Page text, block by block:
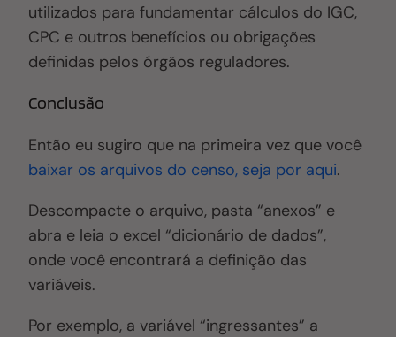
utilizados para fundamentar cálculos do IGC,
CPC e outros benefícios ou obrigações
definidas pelos órgãos reguladores.
Conclusão
Então eu sugiro que na primeira vez que você
baixar os arquivos do censo, seja por aqui.
Descompacte o arquivo, pasta “anexos” e
abra e leia o excel “dicionário de dados”,
onde você encontrará a definição das
variáveis.
Por exemplo, a variável “ingressantes” a